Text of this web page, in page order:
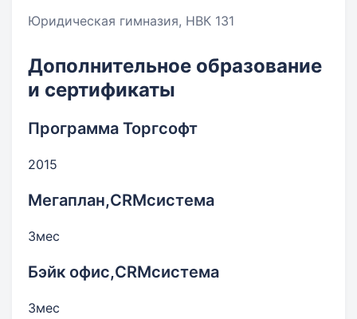
Юридическая гимназия, НВК 131
Дополнительное образование
и сертификаты
Программа Торгсофт
2015
Мегаплан,CRMсистема
3мес
Бэйк офис,CRMсистема
3мес